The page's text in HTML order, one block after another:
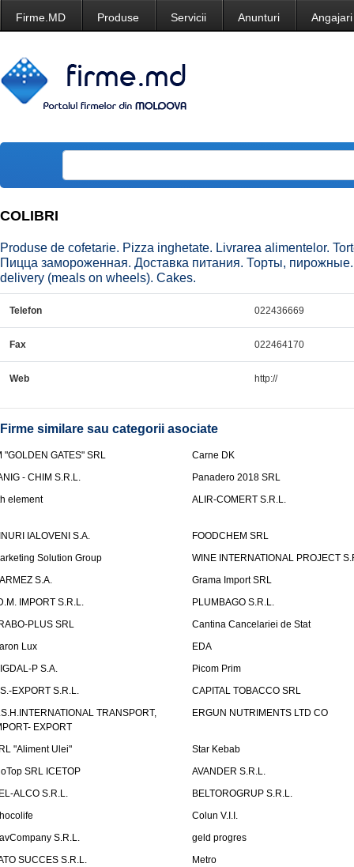
Firme.MD Produse Servicii Anunturi Angajari
COLIBRI
Produse de cofetarie. Pizza inghetate. Livrarea alimentelor.
Пицца замороженная. Доставка питания. Торты,
delivery (meals on wheels). Cakes.
Telefon 022436669
Fax 022464170
Web http://
Firme similare sau categorii asociate
"GOLDEN GATES" SRL
Carne DK
- CHIM S.R.L.
Panadero 2018 SRL
element
ALIR-COMERT S.R.L.
IALOVENI S.A.
FOODCHEM SRL
Solution Group
WINE INTERNATIONAL PROJECT
S.A.
Grama Import SRL
IMPORT S.R.L.
PLUMBAGO S.R.L.
PLUS SRL
Cantina Cancelariei de Stat
Lux
EDA
P S.A.
Picom Prim
EXPORT S.R.L.
CAPITAL TOBACCO SRL
TRANSPORT,
EXPORT
ERGUN NUTRIMENTS LTD CO
"Aliment Ulei"
Star Kebab
SRL ICETOP
AVANDER S.R.L.
ALCO S.R.L.
BELTOROGRUP S.R.L.
Colun V.I.I.
S.R.L.
geld progres
SUCCES S.R.L.
Metro